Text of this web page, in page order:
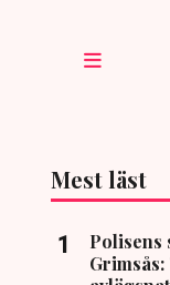
Mest läst
Polisens